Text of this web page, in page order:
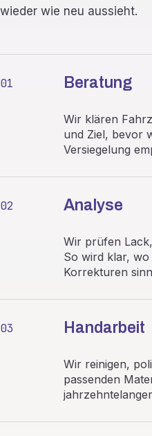
wieder wie neu aussieht.
01 Beratung
Wir klären
und Ziel, bevor
Versiegelung
02 Analyse
Wir prüfen
So wird klar, wo
Korrekturen
03 Handarbeit
Wir reinigen,
passenden